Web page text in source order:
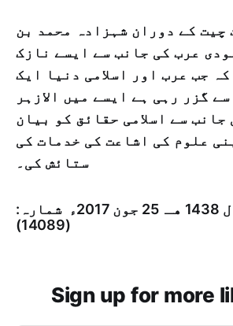
چیت کے دوران شہزادہ محمد بن
عرب کی جانب سے ایسے نازک
جب عرب اور اسلامی دنیا ایک
گزر رہی ہے ایسے میں الازہر
جانب سے اسلامی حقائق کو بیان
علوم کی اشاعت کی خدمات کی
ستائش کی۔
اتوار 1 شوال 1438 هـ ­ 25 جون 2017ء شمارہ:
(14089)
Sign up for more